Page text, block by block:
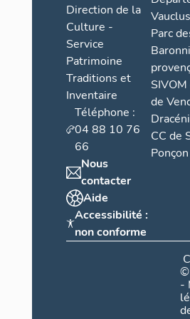
Direction de la
Culture -
Service
Patrimoine
Traditions et
Inventaire
Téléphone :
04 88 10 76
66
Nous
contacter
Aide
Accessibilité :
non conforme
Parc
de
CC de
Ponçon
©
-